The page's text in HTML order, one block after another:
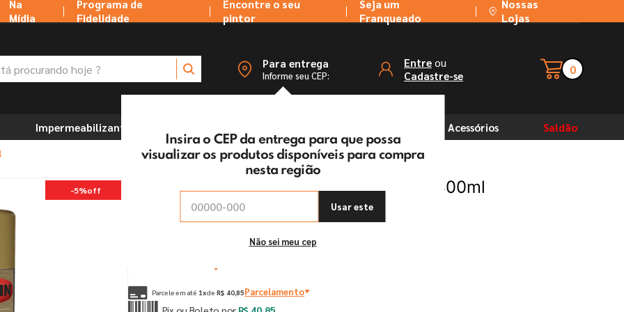
Na
Mídia
Programa de
Fidelidade
Encontre o seu
pintor
Seja um
Franqueado
Nossas
Lojas
Para entrega
Informe seu CEP:
Insira o CEP da entrega para que possa
visualizar os produtos disponíveis para compra
nesta região
Usar este
Não sei meu cep
Entre ou
Cadastre-se 0
Impermeabilizantes Acessórios Saldão
-5%off Tinta Spray Prata Metallik 53 Colorgin 400ml
Vendido e entregue por:Tintas MC Ltda
Parcele em até 1xde R$ 40,85Parcelamento